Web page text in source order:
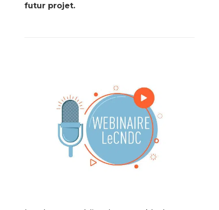
futur projet.